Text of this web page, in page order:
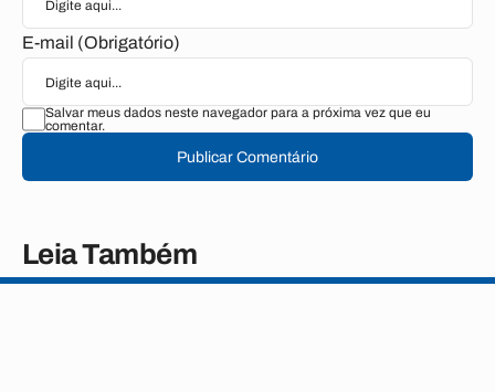
E-mail (Obrigatório)
Salvar meus dados neste navegador para a próxima vez que eu
comentar.
Publicar Comentário
Leia Também